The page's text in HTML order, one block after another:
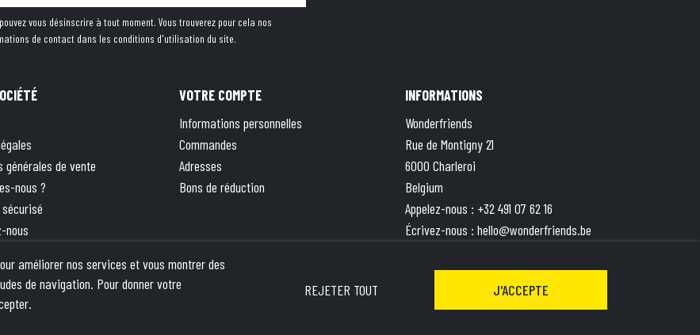
vous désinscrire à tout moment. Vous trouverez pour cela nos
de contact dans les conditions d'utilisation du site.
générales de vente
nous ?
nous
VOTRE COMPTE
Informations personnelles
Commandes
Adresses
Bons de réduction
INFORMATIONS
Wonderfriends
Rue de Montigny 21
6000 Charleroi
Belgium
Appelez-nous : +32 491 07 62 16
Écrivez-nous : hello@wonderfriends.be
3630 8527 5871
améliorer nos services et vous montrer des
de navigation. Pour donner votre
REJETER TOUT
J'ACCEPTE
- This site is protected by reCAPTCHA and the Google apply